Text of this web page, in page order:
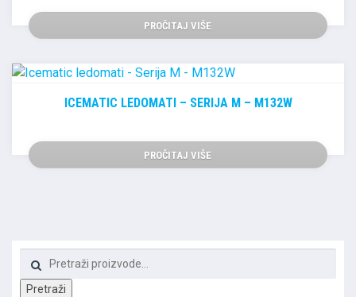
PROČITAJ VIŠE
ICEMATIC LEDOMATI – SERIJA M – M132W
PROČITAJ VIŠE
Pretraži